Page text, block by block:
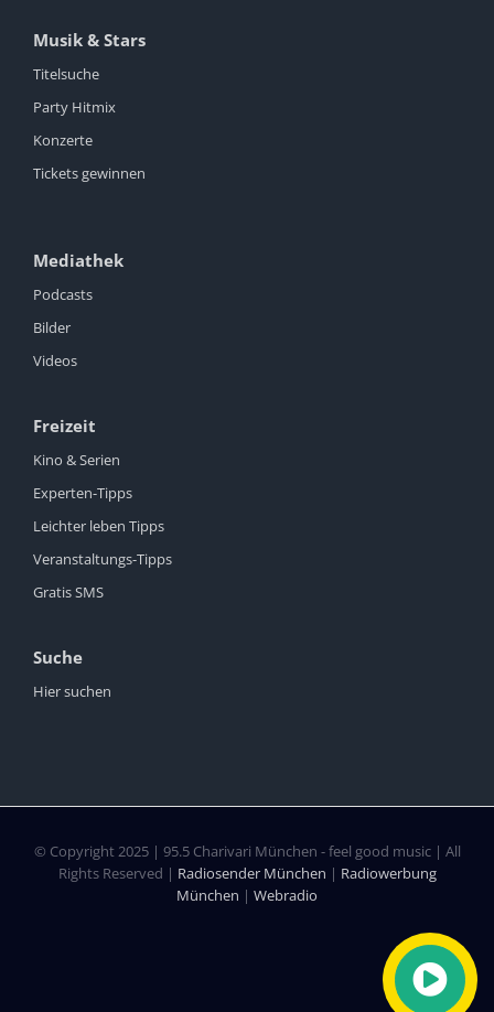
Musik & Stars
Titelsuche
Party Hitmix
Konzerte
Tickets gewinnen
Mediathek
Podcasts
Bilder
Videos
Freizeit
Kino & Serien
Experten-Tipps
Leichter leben Tipps
Veranstaltungs-Tipps
Gratis SMS
Suche
Hier suchen
© Copyright 2025 | 95.5 Charivari München - feel good music | All
Rights Reserved | Radiosender München | Radiowerbung
München | Webradio